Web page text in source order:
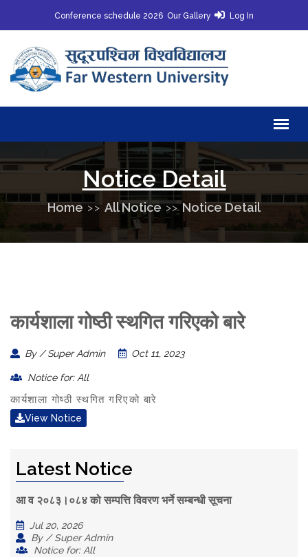
Conference schedule 2026 Our Gallery Log In
Notice Detail
Home All Notice Notice Detail
कार्यशाला गोष्ठी स्थगित गरिएको बारे
By / Super Admin Oct 11, 2023
Notice for: All
कार्यशाला गोष्ठी स्थगित गरिएको बारे
View Notice
Latest Notice
आ व २०८३।०८४ को सम्पत्ति विवरण भर्ने सम्बन्धी सूचना
Jul 20, 2026
By / Super Admin
Notice for: All